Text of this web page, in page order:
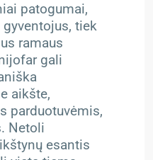
patogumai,
tiek
ramaus
gali
aikšte,
parduotuvėmis,
Netoli
esantis